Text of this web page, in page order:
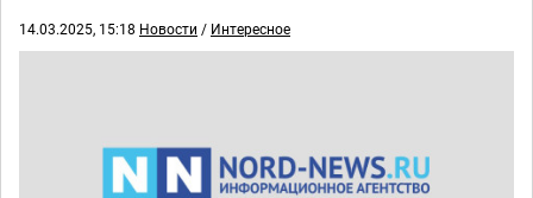
14.03.2025, 15:18 Новости / Интересное